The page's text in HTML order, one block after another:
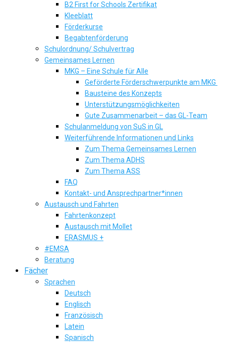
B2 First for Schools Zertifikat
Kleeblatt
Förderkurse
Begabtenförderung
Schulordnung/ Schulvertrag
Gemeinsames Lernen
MKG – Eine Schule für Alle
Geförderte Förderschwerpunkte am MKG
Bausteine des Konzepts
Unterstützungsmöglichkeiten
Gute Zusammenarbeit – das GL-Team
Schulanmeldung von SuS in GL
Weiterführende Informationen und Links
Zum Thema Gemeinsames Lernen
Zum Thema ADHS
Zum Thema ASS
FAQ
Kontakt- und Ansprechpartner*innen
Austausch und Fahrten
Fahrtenkonzept
Austausch mit Mollet
ERASMUS +
#EMSA
Beratung
Fächer
Sprachen
Deutsch
Englisch
Französisch
Latein
Spanisch